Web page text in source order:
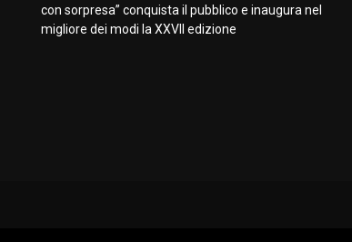
con sorpresa” conquista il pubblico e inaugura nel
migliore dei modi la XXVII edizione